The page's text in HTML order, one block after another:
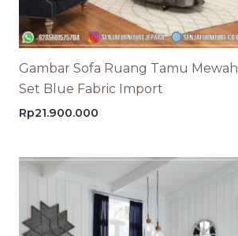
Gambar Sofa Ruang Tamu Mewah
Set Blue Fabric Import
Rp21.900.000